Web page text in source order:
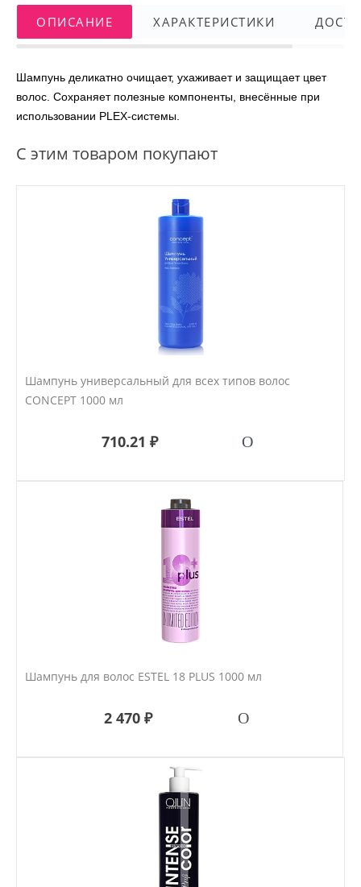
ОПИСАНИЕ ХАРАКТЕРИСТИКИ
Шампунь деликатно очищает, ухаживает и защищает цвет
волос. Сохраняет полезные компоненты, внесённые при
использовании PLEX-системы.
С этим товаром покупают
Шампунь универсальный для всех типов волос
CONCEPT 1000 мл
710.21 ₽
Шампунь для волос ESTEL 18 PLUS 1000 мл
2 470 ₽